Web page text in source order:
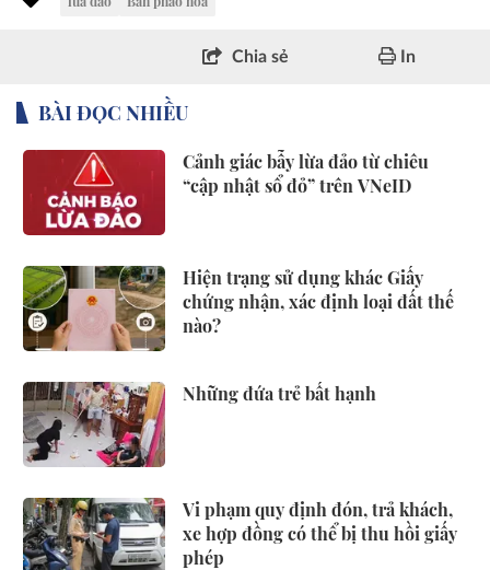
Chia sẻ In
BÀI ĐỌC NHIỀU
Cảnh giác bẫy lừa đảo từ chiêu
“cập nhật sổ đỏ” trên VNeID
Hiện trạng sử dụng khác Giấy
chứng nhận, xác định loại đất thế
nào?
Những đứa trẻ bất hạnh
Vi phạm quy định đón, trả khách,
xe hợp đồng có thể bị thu hồi giấy
phép